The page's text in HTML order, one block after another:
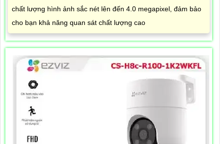
chất lượng hình ảnh sắc nét lên đến 4.0 megapixel, đảm bảo
cho bạn khả năng quan sát chất lượng cao